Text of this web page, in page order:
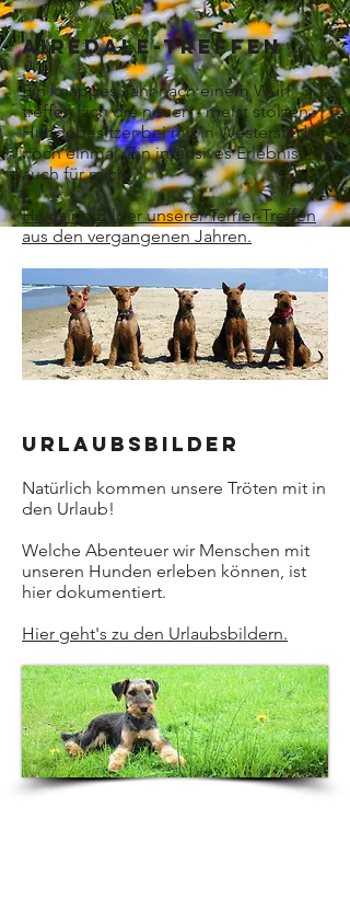
Airedale-Treffen
Ein knappes Jahr nach einem Wurf
treffen sich die neuen - meist stolzen -
Hundebesitzer bei mir in Westerstede
noch einmal. Ein intensives Erlebnis
auch für mich!
Hier sind Bilder unserer Terrier-Treffen
aus den vergangenen Jahren.
Urlaubsbilder
Natürlich kommen unsere Tröten mit in
den Urlaub!
Welche Abenteuer wir Menschen mit
unseren Hunden erleben können, ist
hier dokumentiert.
Hier geht's zu den Urlaubsbildern.